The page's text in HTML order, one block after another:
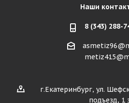
Наши
8 (343) 288-
г.Екатеринбург, ул.
подъезд, 1